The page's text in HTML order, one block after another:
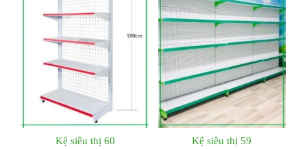
Kệ siêu thị 60 Kệ siêu thị 59